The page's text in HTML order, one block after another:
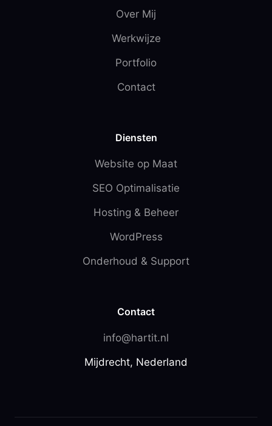
Over Mij
Werkwijze
Portfolio
Contact
Diensten
Website op Maat
SEO Optimalisatie
Hosting & Beheer
WordPress
Onderhoud & Support
Contact
info@hartit.nl
Mijdrecht, Nederland